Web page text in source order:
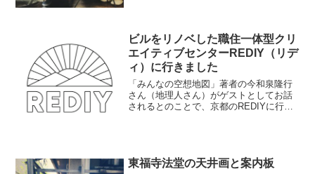
ビルをリノベした職住一体型クリ
エイティブセンターREDIY（リデ
ィ）に行きました
「みんなの空想地図」著者の今和泉隆行
さん（地理人さん）がゲストとしてお話
されるとのことで、京都のREDIYに行き
東福寺法堂の天井画と案内板